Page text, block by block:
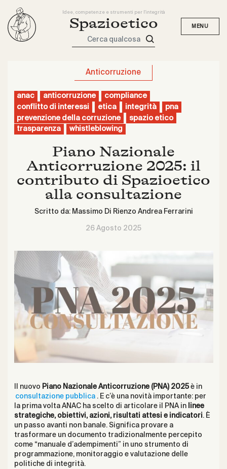
Idee, competenze e strumenti per l'integrità
Spazioetico
Cerca qualcosa
Anticorruzione
anac anticorruzione
compliance
conflitto di interessi
etica integrità
pna
prevenzione della corruzione
spazio etico
trasparenza
whistleblowing
Piano Nazionale
Anticorruzione 2025: il
contributo di Spazioetico
alla consultazione
Scritto da: Massimo Di Rienzo Andrea Ferrarini
26 Agosto 2025
Il nuovo Piano Nazionale Anticorruzione (PNA) 2025è in
consultazione pubblica . E c’è una novità importante: per
la prima volta ANAC ha scelto di articolare il PNA in linee
strategiche, obiettivi, azioni, risultati attesi e indicatori. È
un passo avanti non banale. Significa provare a
trasformare un documento tradizionalmente percepito
come “manuale d’adempimenti” in uno strumento di
programmazione, monitoraggio e valutazione delle
politiche di integrità.